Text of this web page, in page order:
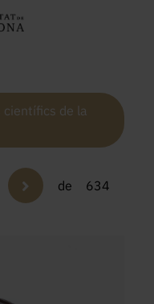
científics de la
de 634